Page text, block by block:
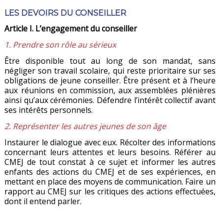
LES DEVOIRS DU CONSEILLER
Article I. L’engagement du conseiller
1. Prendre son rôle au sérieux
Être disponible tout au long de son mandat, sans
négliger son travail scolaire, qui reste prioritaire sur ses
obligations de jeune conseiller. Être présent et à l’heure
aux réunions en commission, aux assemblées plénières
ainsi qu’aux cérémonies. Défendre l’intérêt collectif avant
ses intérêts personnels.
2. Représenter les autres jeunes de son âge
Instaurer le dialogue avec eux. Récolter des informations
concernant leurs attentes et leurs besoins. Référer au
CMEJ de tout constat à ce sujet et informer les autres
enfants des actions du CMEJ et de ses expériences, en
mettant en place des moyens de communication. Faire un
rapport au CMEJ sur les critiques des actions effectuées,
dont il entend parler.